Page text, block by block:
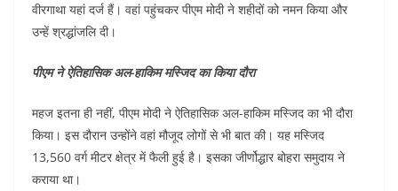
वीरगाथा यहां दर्ज हैं। वहां पहुंचकर पीएम मोदी ने शहीदों को नमन किया और
उन्हें श्रद्धांजलि दी।
पीएम ने ऐतिहासिक अल-हाकिम मस्जिद का किया दौरा
महज इतना ही नहीं, पीएम मोदी ने ऐतिहासिक अल-हाकिम मस्जिद का भी दौरा
किया। इस दौरान उन्होंने वहां मौजूद लोगों से भी बात की। यह मस्जिद
13,560 वर्ग मीटर क्षेत्र में फैली हुई है। इसका जीर्णोद्धार बोहरा समुदाय ने
कराया था।